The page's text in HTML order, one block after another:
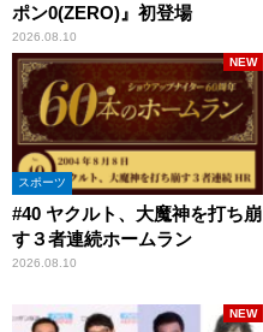
ポン0(ZERO)』初登場
2026.08.10
スポーツ
#40 ヤクルト、大魔神を打ち崩
す３者連続ホームラン
2026.08.10
NEW
NEW